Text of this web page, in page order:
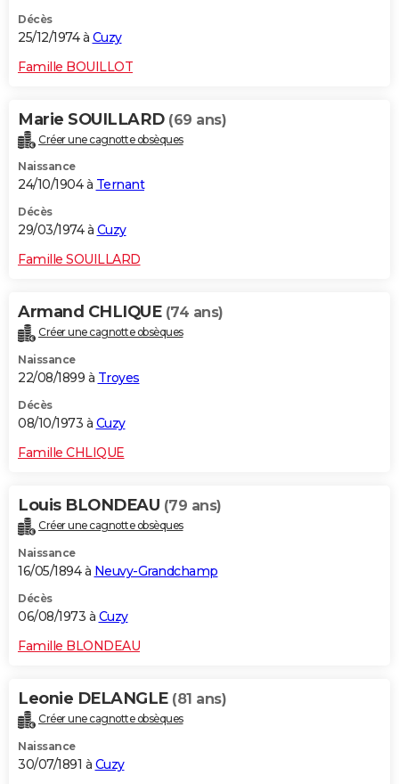
Décès
25/12/1974 à Cuzy
Famille BOUILLOT
Marie SOUILLARD (69 ans)
Créer une cagnotte obsèques
Naissance
24/10/1904 à Ternant
Décès
29/03/1974 à Cuzy
Famille SOUILLARD
Armand CHLIQUE (74 ans)
Créer une cagnotte obsèques
Naissance
22/08/1899 à Troyes
Décès
08/10/1973 à Cuzy
Famille CHLIQUE
Louis BLONDEAU (79 ans)
Créer une cagnotte obsèques
Naissance
16/05/1894 à Neuvy-Grandchamp
Décès
06/08/1973 à Cuzy
Famille BLONDEAU
Leonie DELANGLE (81 ans)
Créer une cagnotte obsèques
Naissance
30/07/1891 à Cuzy